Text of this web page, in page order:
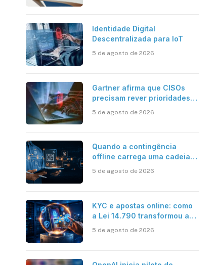
Identidade Digital
Descentralizada para IoT
5 de agosto de 2026
Gartner afirma que CISOs
precisam rever prioridades
para enfrentar os desafios
5 de agosto de 2026
Quando a contingência
offline carrega uma cadeia
5 de agosto de 2026
KYC e apostas online: como
a Lei 14.790 transformou a
mercado brasileiro
5 de agosto de 2026